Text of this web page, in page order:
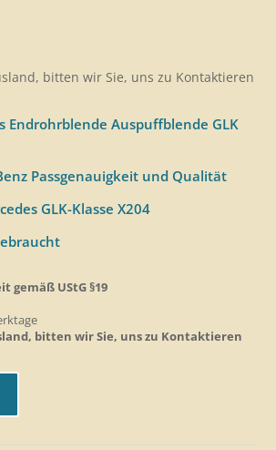
bitten wir Sie, uns zu Kontaktieren
Endrohrblende Auspuffblende GLK
Passgenauigkeit und Qualität
GLK-Klasse X204
gemäß UStG §19
bitten wir Sie, uns zu Kontaktieren